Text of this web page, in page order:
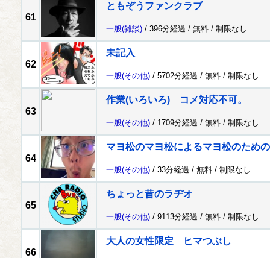
61
ともぞうファンクラブ
一般(雑談) / 396分経過 / 無料 / 制限なし
62
未記入
一般(その他) / 5702分経過 / 無料 / 制限なし
63
作業(いろいろ) コメ対応不可。
一般(その他) / 1709分経過 / 無料 / 制限なし
64
マヨ松のマヨ松によるマヨ松のため
一般(その他) / 33分経過 / 無料 / 制限なし
65
ちょっと昔のラヂオ
一般(その他) / 9113分経過 / 無料 / 制限なし
66
大人の女性限定 ヒマつぶし